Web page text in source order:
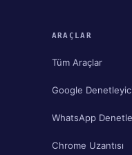
ARAÇLAR
Tüm Araçlar
Google
WhatsApp
Chrome Uzantısı